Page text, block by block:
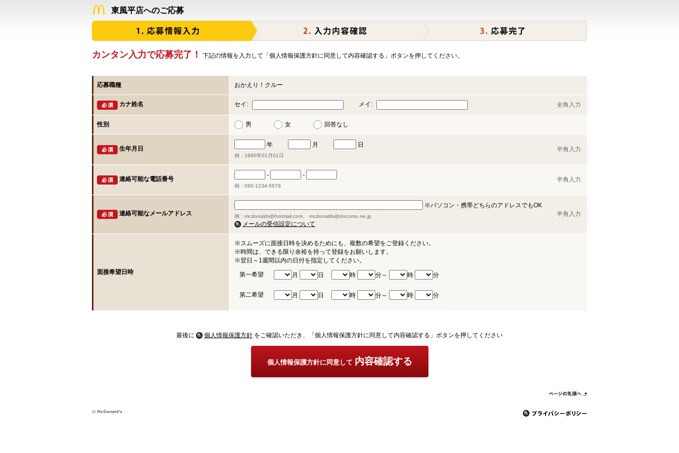
東風平店へのご応募
カンタン入力で応募完了！ 下記の情報を入力して「個人情報保護方針に同意して内容確認する」ボタンを押してください。
応募職種 おかえり！クルー
カナ姓名 セイ: メイ: 全角入力
性別 男 女 回答なし
生年月日
年 月 日
例：1990年01月01日
半角入力
連絡可能な電話番号
- -
例：090-1234-5678
半角入力
連絡可能なメールアドレス
※パソコン・携帯どちらのアドレスでもOK
例：mcdonalds@hotmail.com、 mcdonalds@docomo.ne.jp
メールの受信設定について
半角入力
面接希望日時
※スムーズに面接日時を決めるためにも、複数の希望をご登録ください。
※時間は、できる限り余裕を持って登録をお願いします。
※翌日～1週間以内の日付を指定してください。
第一希望
月 日 時 分～ 時 分
第二希望 月 日 時 分～ 時 分
最後に 個人情報保護方針 をご確認いただき、「個人情報保護方針に同意して内容確認する」ボタンを押してください
個人情報保護方針に同意して 内容確認する